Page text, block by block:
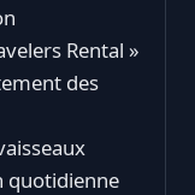
Rental »
des
quotidienne